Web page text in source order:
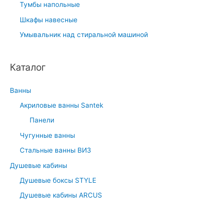
Тумбы напольные
Шкафы навесные
Умывальник над стиральной машиной
Каталог
Ванны
Акриловые ванны Santek
Панели
Чугунные ванны
Стальные ванны ВИЗ
Душевые кабины
Душевые боксы STYLE
Душевые кабины ARCUS